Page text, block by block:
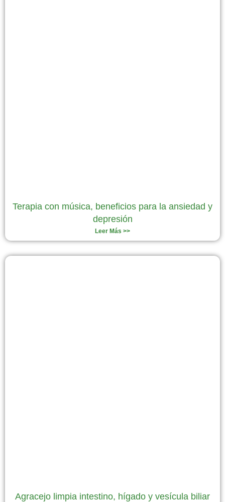
Terapia con música, beneficios para la ansiedad y
depresión
Leer Más >>
Agracejo limpia intestino, hígado y vesícula biliar